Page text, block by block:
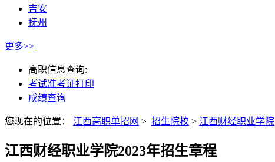
吉安
抚州
更多>>
高职信息查询:
考试准考证打印
成绩查询
您现在的位置： 江西高职单招网 > 招生院校 > 江西财经职业学院
江西财经职业学院2023年招生章程